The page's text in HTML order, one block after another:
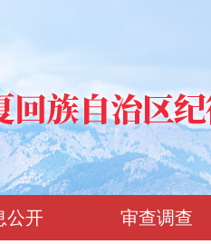
公开 审查调查